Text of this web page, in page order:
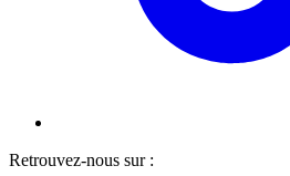
Retrouvez-nous sur :